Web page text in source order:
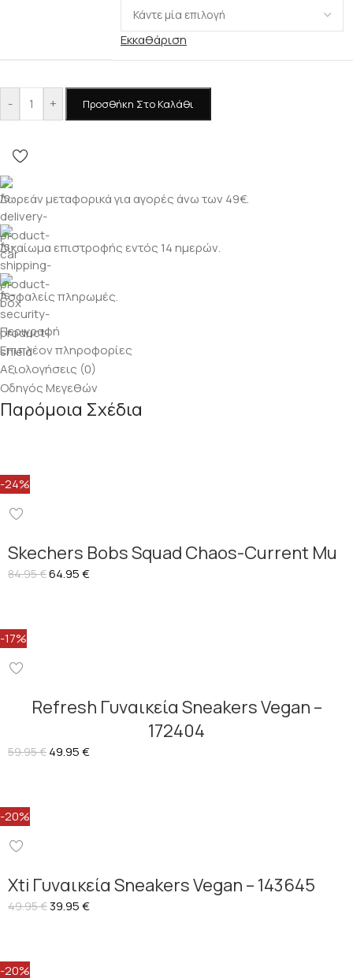
Εκκαθάριση
- + Προσθήκη Στο Καλάθι
Δωρεάν μεταφορικά για αγορές άνω των 49€.
Δικαίωμα επιστροφής εντός 14 ημερών.
Ασφαλείς πληρωμές.
Περιγραφή
Επιπλέον πληροφορίες
Αξιολογήσεις (0)
Οδηγός Μεγεθών
Παρόμοια Σχέδια
-24%
Skechers Bobs Squad Chaos-Current Mu
84.95€64.95€
-17%
Refresh Γυναικεία Sneakers Vegan –
172404
59.95€ 49.95€
-20%
Xti Γυναικεία Sneakers Vegan – 143645
49.95€39.95€
-20%